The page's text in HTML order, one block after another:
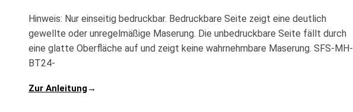
Hinweis: Nur einseitig bedruckbar. Bedruckbare Seite zeigt eine deutlich
gewellte oder unregelmäßige Maserung. Die unbedruckbare Seite fällt durch
eine glatte Oberfläche auf und zeigt keine wahrnehmbare Maserung. SFS-MH-
BT24-
Zur Anleitung→